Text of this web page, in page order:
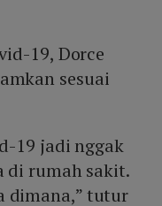
19, Dorce
sesuai
19 jadi nggak
di rumah sakit.
dimana,” tutur